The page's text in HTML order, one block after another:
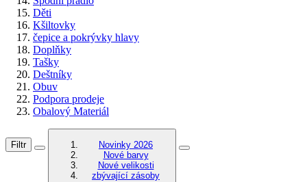
Děti
Kšiltovky
čepice a pokrývky hlavy
Doplňky
Tašky
Deštníky
Obuv
Podpora prodeje
Obalový Materiál
Filtr
Novinky 2026
Nové barvy
Nové velikosti
zbývající zásoby